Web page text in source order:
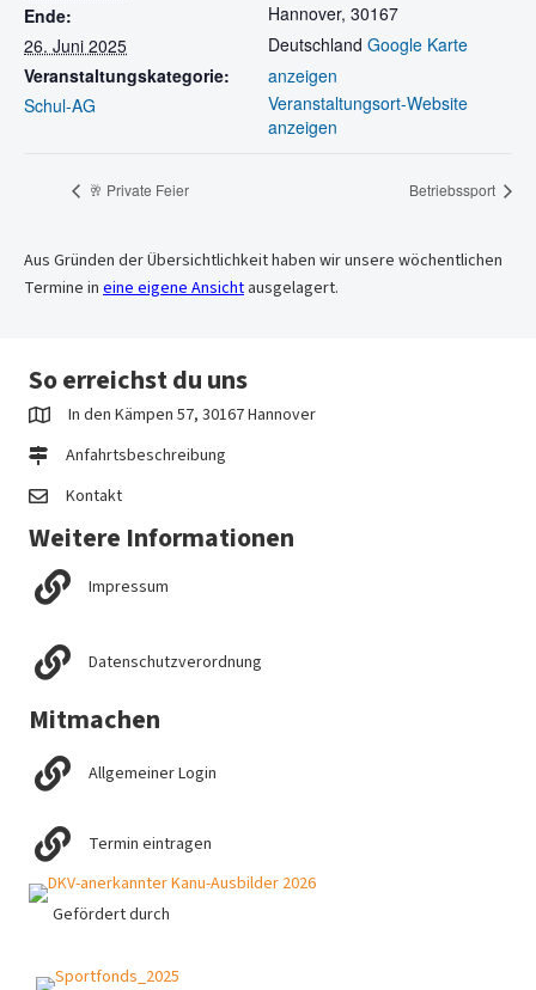
Ende:
26. Juni 2025
Veranstaltungskategorie:
Schul-AG
Hannover, 30167
Deutschland Google Karte
anzeigen
Veranstaltungsort-Website
anzeigen
🥂 Private Feier Betriebssport
Aus Gründen der Übersichtlichkeit haben wir unsere wöchentlichen
Termine in eine eigene Ansicht ausgelagert.
So erreichst du uns
In den Kämpen 57, 30167 Hannover
Anfahrtsbeschreibung
Kontakt
Weitere Informationen
Impressum
Datenschutzverordnung
Mitmachen
Allgemeiner Login
Termin eintragen
Gefördert durch